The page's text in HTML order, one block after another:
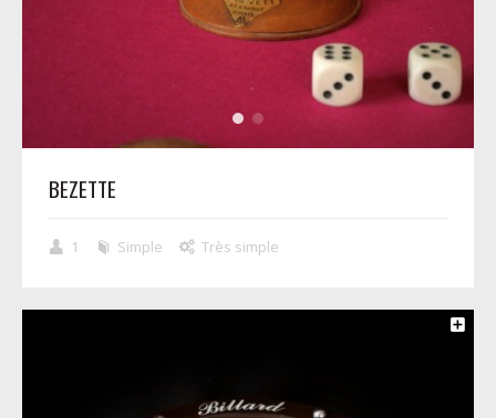
BEZETTE
1 Simple Très simple